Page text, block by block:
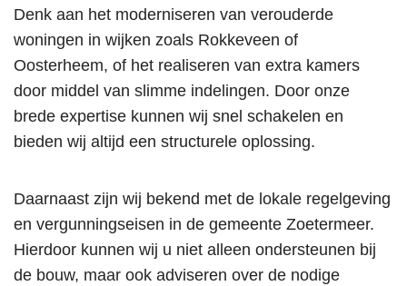
Denk aan het moderniseren van verouderde
woningen in wijken zoals Rokkeveen of
Oosterheem, of het realiseren van extra kamers
door middel van slimme indelingen. Door onze
brede expertise kunnen wij snel schakelen en
bieden wij altijd een structurele oplossing.
Daarnaast zijn wij bekend met de lokale regelgeving
en vergunningseisen in de gemeente Zoetermeer.
Hierdoor kunnen wij u niet alleen ondersteunen bij
de bouw, maar ook adviseren over de nodige